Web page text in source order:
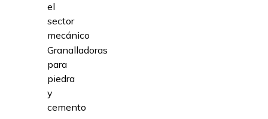
el
sector
mecánico
Granalladoras
para
piedra
y
cemento